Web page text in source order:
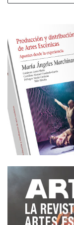
Durante el
de danza
10:00 a 14: 00
miércoles 18
horas, en el
impartir la
shoulders...»el
16:00 hasta
de Rekalde.
Talleres Bungee
Impartidos por